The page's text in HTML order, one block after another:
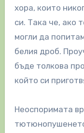
хора, които
си. Така че, ако
могли да
белия дроб.
бъде толкова
който си
Неоспоримата